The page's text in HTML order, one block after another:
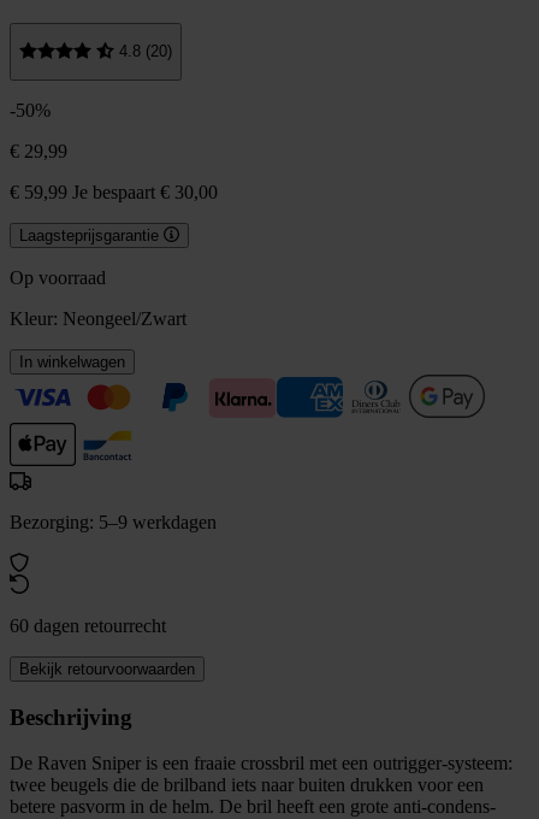
4.8 (20)
-50%
€ 29,99
€ 59,99 Je bespaart € 30,00
Laagsteprijsgarantie
Op voorraad
Kleur: Neongeel/Zwart
In winkelwagen
Bezorging: 5–9 werkdagen
60 dagen retourrecht
Bekijk retourvoorwaarden
Beschrijving
De Raven Sniper is een fraaie crossbril met een outrigger-systeem:
twee beugels die de brilband iets naar buiten drukken voor een
betere pasvorm in de helm. De bril heeft een grote anti-condens-